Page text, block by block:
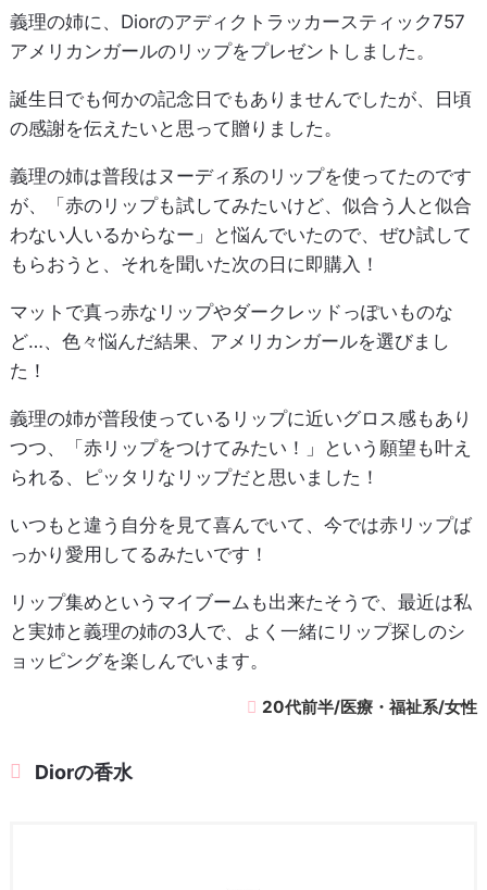
義理の姉に、Diorのアディクトラッカースティック757
アメリカンガールのリップをプレゼントしました。
誕生日でも何かの記念日でもありませんでしたが、日頃
の感謝を伝えたいと思って贈りました。
義理の姉は普段はヌーディ系のリップを使ってたのです
が、「赤のリップも試してみたいけど、似合う人と似合
わない人いるからなー」と悩んでいたので、ぜひ試して
もらおうと、それを聞いた次の日に即購入！
マットで真っ赤なリップやダークレッドっぽいものな
ど…、色々悩んだ結果、アメリカンガールを選びまし
た！
義理の姉が普段使っているリップに近いグロス感もあり
つつ、「赤リップをつけてみたい！」という願望も叶え
られる、ピッタリなリップだと思いました！
いつもと違う自分を見て喜んでいて、今では赤リップば
っかり愛用してるみたいです！
リップ集めというマイブームも出来たそうで、最近は私
と実姉と義理の姉の3人で、よく一緒にリップ探しのシ
ョッピングを楽しんでいます。
20代前半/医療・福祉系/女性
Diorの香水